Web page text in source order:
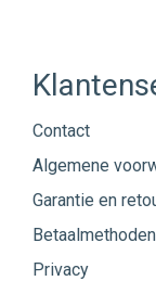
Contact
Algemene
Garantie en
Betaalmethoden
Privacy